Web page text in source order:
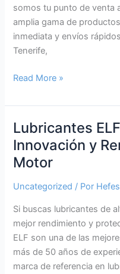
somos tu punto de venta
amplia gama de
inmediata y envíos
Tenerife,
Motul
Canarias:
Lubricantes
de
Alta
Calidad
tu
Motor
Read More »
Lubricantes
Innovación y
Motor
Uncategorized / Por
Si buscas lubricantes de
mejor rendimiento y
ELF son una de las
más de 50 años de
marca de referencia en